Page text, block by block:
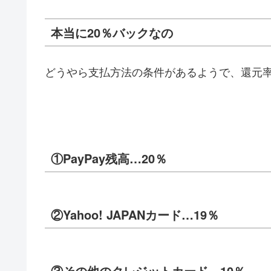
本当に20％バックなの
どうやら支払方法の条件があるようで、還元
①PayPay残高…20％
②Yahoo! JAPANカード…19％